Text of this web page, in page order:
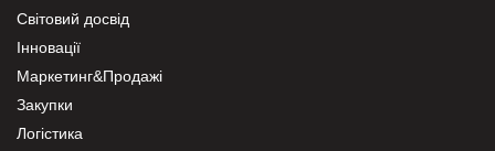
Світовий досвід
Інновації
Маркетинг&Продажі
Закупки
Логістика